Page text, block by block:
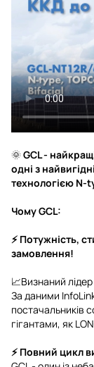
🌞GCL -
одні з
технологією N-
Чому GCL:
⚡ Потужність,
замовлення!
📈Визнаний
За даними
постачальників
гігантами, як
⚡ Повний цикл